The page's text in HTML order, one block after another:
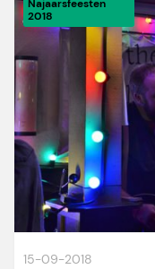
Najaarsfeesten
2018
15-09-2018